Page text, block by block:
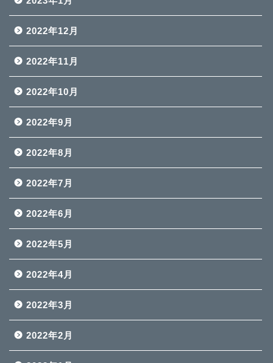
2022年12月
2022年11月
2022年10月
2022年9月
2022年8月
2022年7月
2022年6月
2022年5月
2022年4月
2022年3月
2022年2月